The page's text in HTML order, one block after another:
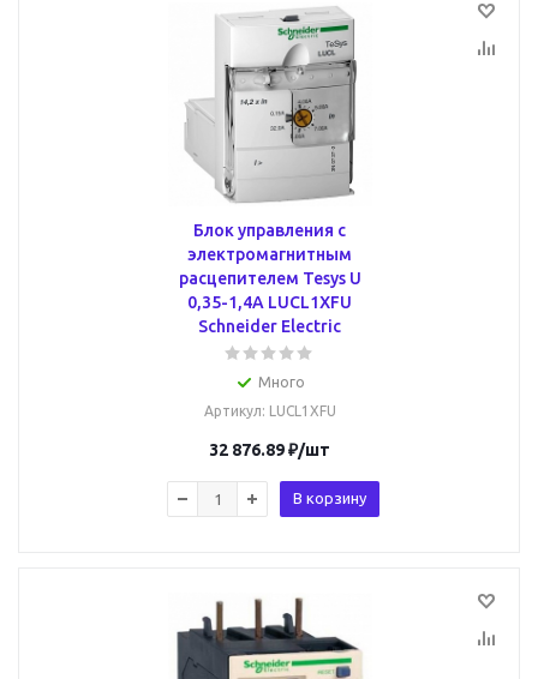
Блок управления с
электромагнитным
расцепителем Tesys U
0,35-1,4А LUCL1XFU
Schneider Electric
Много
Артикул: LUCL1XFU
32 876.89₽/шт
В корзину